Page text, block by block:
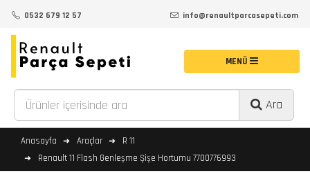
0532 679 12 57 info@renaultparcasepeti.com
Ara
Anasayfa Araçlar
R 11
Renault 11 Flash Genleşme Şişe Hortumu 7700776993